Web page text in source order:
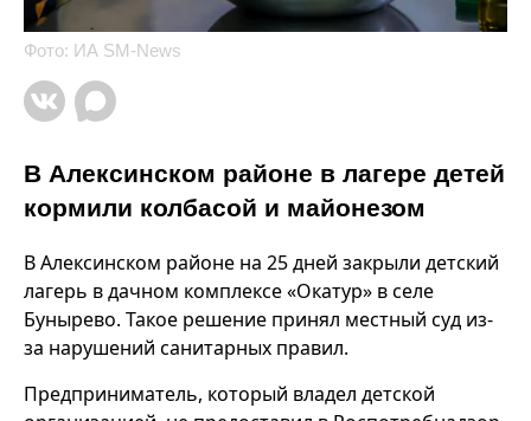
Фото: ИА SM-News
В Алексинском районе в лагере детей
кормили колбасой и майонезом
В Алексинском районе на 25 дней закрыли детский
лагерь в дачном комплексе «Окатур» в селе
Бунырево. Такое решение принял местный суд из-
за нарушений санитарных правил.
Предприниматель, который владел детской